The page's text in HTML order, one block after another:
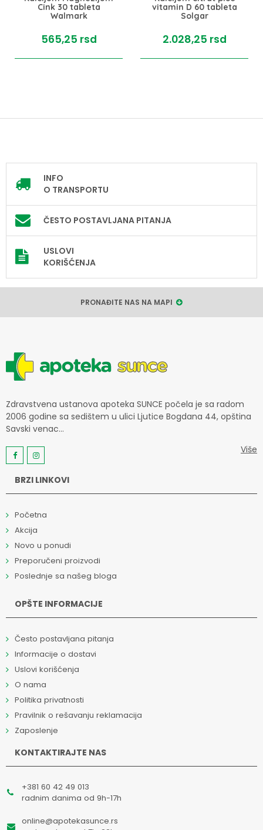
Cink 30 tableta
Walmark
565,25 rsd
vitamin D 60 tableta
Solgar
2.028,25 rsd
INFO
O TRANSPORTU
ČESTO POSTAVLJANA PITANJA
USLOVI
KORIŠĆENJA
PRONAĐITE NAS NA MAPI
Zdravstvena ustanova apoteka SUNCE počela je sa radom
2006 godine sa sedištem u ulici Ljutice Bogdana 44, opština
Savski venac...
Više
BRZI LINKOVI
Početna
Akcija
Novo u ponudi
Preporučeni proizvodi
Poslednje sa našeg bloga
OPŠTE INFORMACIJE
Često postavljana pitanja
Informacije o dostavi
Uslovi korišćenja
O nama
Politika privatnosti
Pravilnik o rešavanju reklamacija
Zaposlenje
KONTAKTIRAJTE NAS
+381 60 42 49 013
radnim danima od 9h-17h
online@apotekasunce.rs